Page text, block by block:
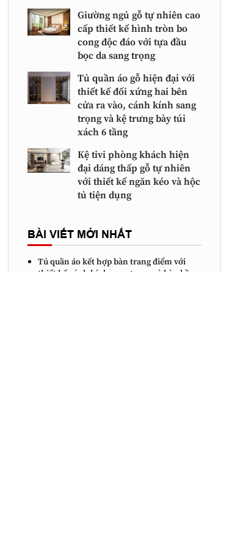
Giường ngủ gỗ tự nhiên cao
cấp thiết kế hình tròn bo
cong độc đáo với tựa đầu
bọc da sang trọng
Tủ quần áo gỗ hiện đại với
thiết kế đối xứng hai bên
cửa ra vào, cánh kính sang
trọng và kệ trưng bày túi
xách 6 tầng
Kệ tivi phòng khách hiện
đại dáng thấp gỗ tự nhiên
với thiết kế ngăn kéo và hộc
tủ tiện dụng
BÀI VIẾT MỚI NHẤT
Tủ quần áo kết hợp bàn trang điểm với
thiết kế cánh kính sang trọng và bàn bầu